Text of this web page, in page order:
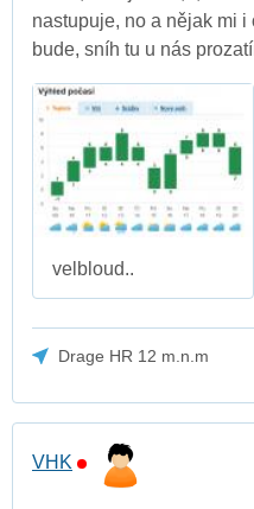
nastupuje, no a nějak mi
bude, sníh tu u nás
velbloud..
Drage HR 12 m.n.m
VHK